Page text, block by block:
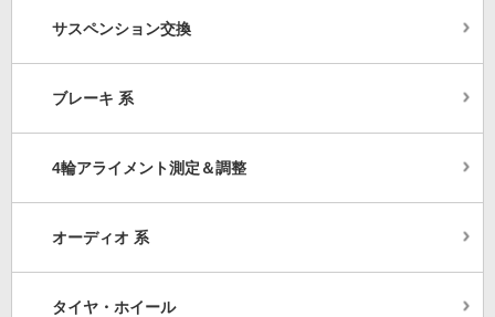
サスペンション交換
ブレーキ 系
4輪アライメント測定＆調整
オーディオ 系
タイヤ・ホイール